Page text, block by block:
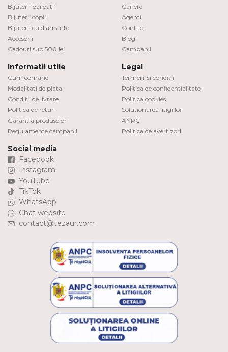
Bijuterii barbati
Bijuterii copii
Bijuterii cu diamante
Accesorii
Cadouri sub 500 lei
Cariere
Agentii
Contact
Blog
Campanii
Informatii utile
Cum comand
Modalitati de plata
Conditii de livrare
Politica de retur
Garantia produselor
Regulamente campanii
Legal
Termeni si conditii
Politica de confidentialitate
Politica cookies
Solutionarea litigiilor
ANPC
Politica de avertizori
Social media
Facebook
Instagram
YouTube
TikTok
WhatsApp
Chat website
contact@tezaur.com